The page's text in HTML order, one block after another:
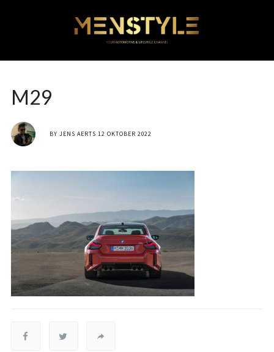
M29
BY JENS AERTS 12 OKTOBER 2022